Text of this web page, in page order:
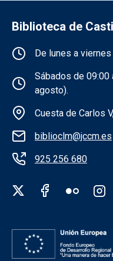
Biblioteca de
Información de
De lunes a
Sábados de 09:00
agosto).
Cuesta de Carlos
biblioclm@jccm.es
925 256 680
Redes sociales